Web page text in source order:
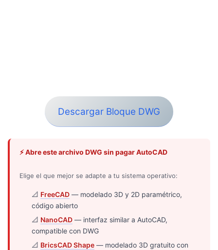
Descargar Bloque DWG
⚡ Abre este archivo DWG sin pagar AutoCAD
Elige el que mejor se adapte a tu sistema operativo:
📐 FreeCAD — modelado 3D y 2D paramétrico,
código abierto
📐 NanoCAD — interfaz similar a AutoCAD,
compatible con DWG
📐 BricsCAD Shape — modelado 3D gratuito con